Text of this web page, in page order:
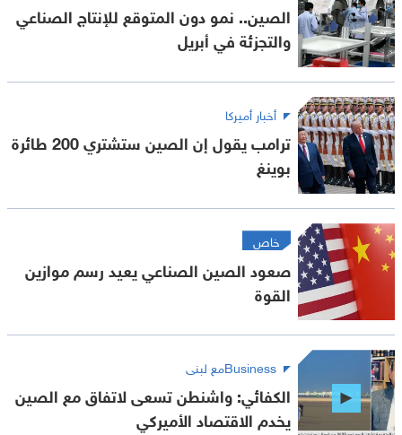
الصين.. نمو دون المتوقع للإنتاج الصناعي
والتجزئة في أبريل
أخبار أميركا
ترامب يقول إن الصين ستشتري 200 طائرة
بوينغ
خاص
صعود الصين الصناعي يعيد رسم موازين
القوة
Businessمع لبنى
الكفائي: واشنطن تسعى لاتفاق مع الصين
يخدم الاقتصاد الأميركي